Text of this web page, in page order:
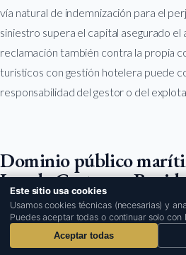
vía natural de indemnización para el
siniestro supera el capital asegurado el
reclamación también contra la propia
turísticos con gestión hotelera puede
responsabilidad del gestor o del
Dominio público
Ley de Costas en
El litoral de Benidorm incluye
sujetas a las restricciones de la
Ley
Este sitio usa cookies
Usamos cookies técnicas (necesarias) y
Puedes aceptar todas o continuar solo con
Aceptar todas